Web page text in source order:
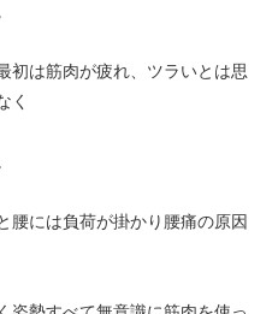
初は筋肉が疲れ、ツラいとは思
く
腰には負荷が掛かり腰痛の原因